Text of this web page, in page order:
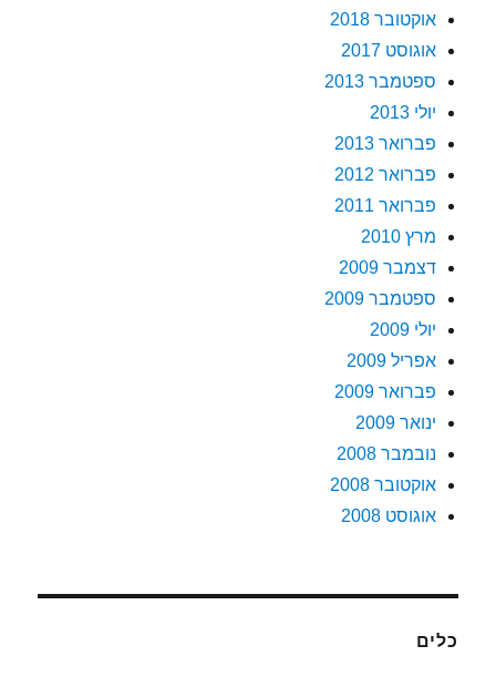
אוקטובר 2018
אוגוסט 2017
ספטמבר 2013
יולי 2013
פברואר 2013
פברואר 2012
פברואר 2011
מרץ 2010
דצמבר 2009
ספטמבר 2009
יולי 2009
אפריל 2009
פברואר 2009
ינואר 2009
נובמבר 2008
אוקטובר 2008
אוגוסט 2008
כלים